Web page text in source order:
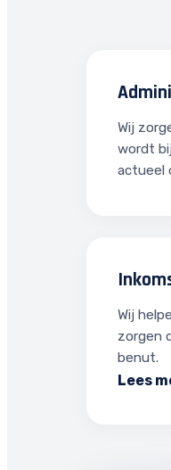
Wij
wordt
actueel
Wij
zorgen
benut.
Lees